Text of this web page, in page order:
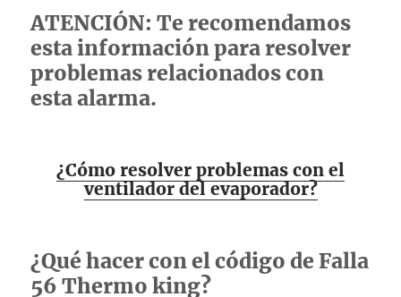
ATENCIÓN: Te recomendamos
esta información para resolver
problemas relacionados con
esta alarma.
¿Cómo resolver problemas con el
ventilador del evaporador?
¿Qué hacer con el código de Falla
56 Thermo king?